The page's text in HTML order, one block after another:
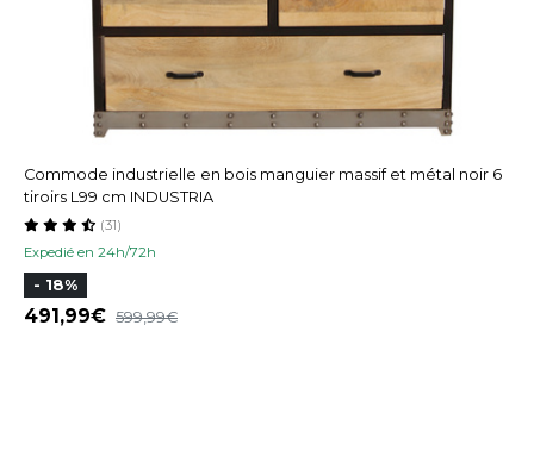
Commode industrielle en bois manguier massif et métal noir 6
tiroirs L99 cm INDUSTRIA
Expedié en 24h/72h
(31)
- 18%
491,99 599,99